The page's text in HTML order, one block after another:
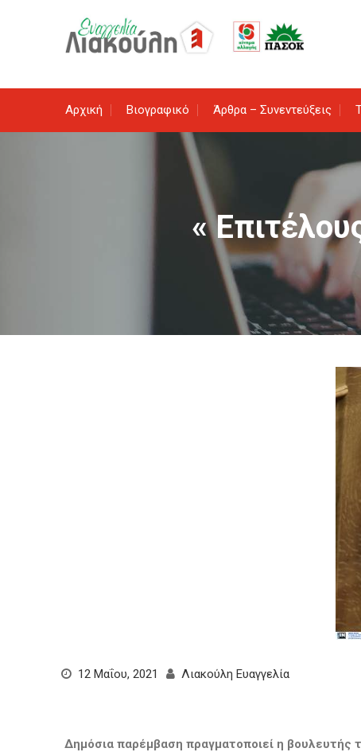
Αρχική Βιογραφικό Άρθρα – Συνεντεύξεις
«
12 Μαΐου, 2021 Λιακούλη Ευαγγελία
Δημόσια παρέμβαση πραγματοποιεί η βουλευτής